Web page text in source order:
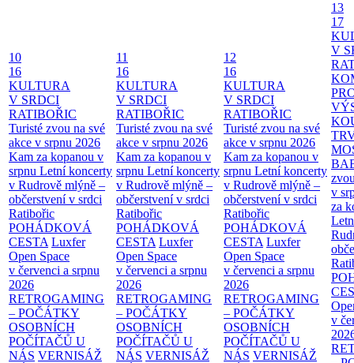
10
16
KULTURA
V SRDCI
RATIBOŘIC
Turisté zvou na své
akce v srpnu 2026
Kam za kopanou v
srpnu Letní koncerty
v Rudrově mlýně –
občerstvení v srdci
Ratibořic
POHÁDKOVÁ
CESTA Luxfer
Open Space
v červenci a srpnu
2026
RETROGAMING
– POČÁTKY
OSOBNÍCH
POČÍTAČŮ U
NÁS VERNISÁŽ
11
16
KULTURA
V SRDCI
RATIBOŘIC
Turisté zvou na své
akce v srpnu 2026
Kam za kopanou v
srpnu Letní koncerty
v Rudrově mlýně –
občerstvení v srdci
Ratibořic
POHÁDKOVÁ
CESTA Luxfer
Open Space
v červenci a srpnu
2026
RETROGAMING
– POČÁTKY
OSOBNÍCH
POČÍTAČŮ U
NÁS VERNISÁŽ
12
16
KULTURA
V SRDCI
RATIBOŘIC
Turisté zvou na své
akce v srpnu 2026
Kam za kopanou v
srpnu Letní koncerty
v Rudrově mlýně –
občerstvení v srdci
Ratibořic
POHÁDKOVÁ
CESTA Luxfer
Open Space
v červenci a srpnu
2026
RETROGAMING
– POČÁTKY
OSOBNÍCH
POČÍTAČŮ U
NÁS VERNISÁŽ
13
17
V
v
za
v